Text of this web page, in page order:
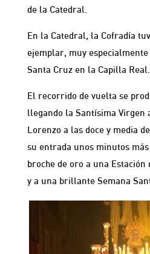
de la Catedral.
En la Catedral, la Cofradía
ejemplar, muy
Santa Cruz en la Capilla Real.
El recorrido de vuelta se
llegando la Santísima Virgen
Lorenzo a las doce y media
su entrada unos minutos
broche de oro a una
y a una brillante Semana